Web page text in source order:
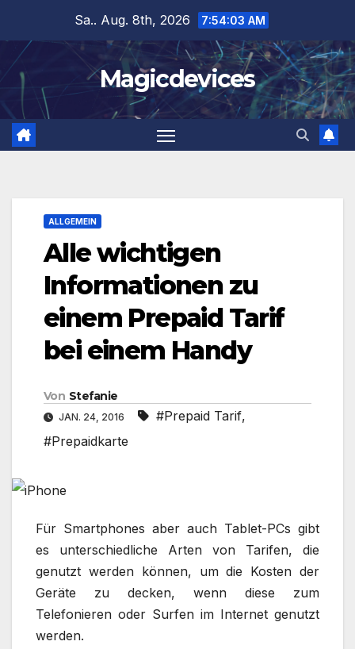
springen
Sa.. Aug. 8th, 2026 7:54:04 AM
Magicdevices
ALLGEMEIN
Alle wichtigen
Informationen zu
einem Prepaid Tarif
bei einem Handy
Von Stefanie
JAN. 24, 2016 #Prepaid Tarif,
#Prepaidkarte
Für Smartphones aber auch Tablet-PCs gibt
es unterschiedliche Arten von Tarifen, die
genutzt werden können, um die Kosten der
Geräte zu decken, wenn diese zum
Telefonieren oder Surfen im Internet genutzt
werden.